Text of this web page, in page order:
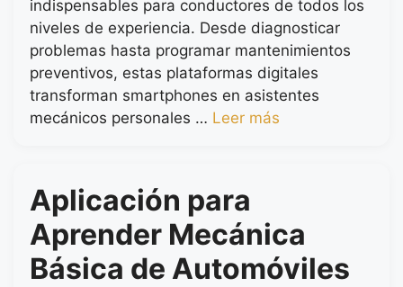
indispensables para conductores de todos los
niveles de experiencia. Desde diagnosticar
problemas hasta programar mantenimientos
preventivos, estas plataformas digitales
transforman smartphones en asistentes
mecánicos personales … Leer más
Aplicación para
Aprender Mecánica
Básica de Automóviles